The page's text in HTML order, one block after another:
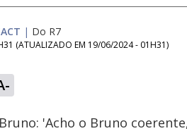
| Do R7
(ATUALIZADO EM 19/06/2024 - 01H31)
22.68%
'Acho o Bruno